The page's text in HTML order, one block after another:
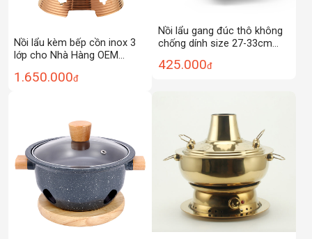
Nồi lẩu kèm bếp cồn inox 3
lớp cho Nhà Hàng OEM
1.650.000đ
Nồi lẩu gang đúc thô không
chống dính size 27-33cm
425.000đ